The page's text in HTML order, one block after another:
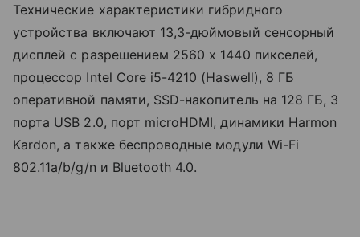
Технические характеристики гибридного
устройства включают 13,3-дюймовый сенсорный
дисплей с разрешением 2560 х 1440 пикселей,
процессор Intel Core i5-4210 (Haswell), 8 ГБ
оперативной памяти, SSD-накопитель на 128 ГБ, 3
порта USB 2.0, порт microHDMI, динамики Harmon
Kardon, а также беспроводные модули Wi-Fi
802.11a/b/g/n и Bluetooth 4.0.